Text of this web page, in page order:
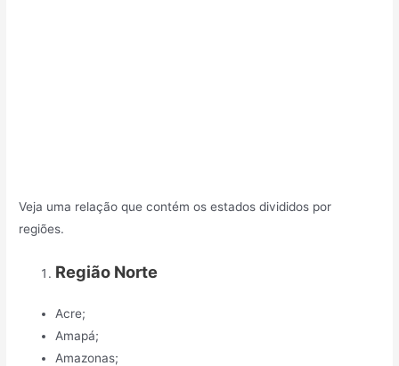
Veja uma relação que contém os estados divididos por
regiões.
Região Norte
Acre;
Amapá;
Amazonas;